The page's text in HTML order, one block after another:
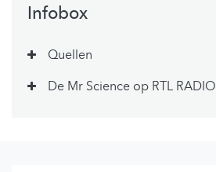
Infobox
Quellen
De Mr Science op RTL RADIO